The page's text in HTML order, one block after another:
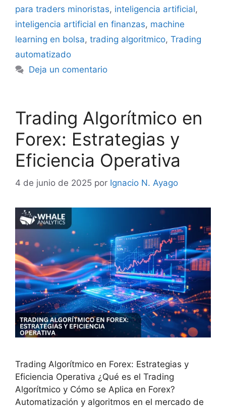
para traders minoristas, inteligencia artificial,
inteligencia artificial en finanzas, machine
learning en bolsa, trading algoritmico, Trading
automatizado
Deja un comentario
Trading Algorítmico en
Forex: Estrategias y
Eficiencia Operativa
4 de junio de 2025 por Ignacio N. Ayago
Trading Algorítmico en Forex: Estrategias y
Eficiencia Operativa ¿Qué es el Trading
Algorítmico y Cómo se Aplica en Forex?
Automatización y algoritmos en el mercado de